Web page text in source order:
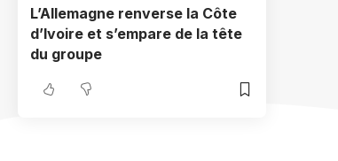
L’Allemagne renverse la Côte
d’Ivoire et s’empare de la tête
du groupe